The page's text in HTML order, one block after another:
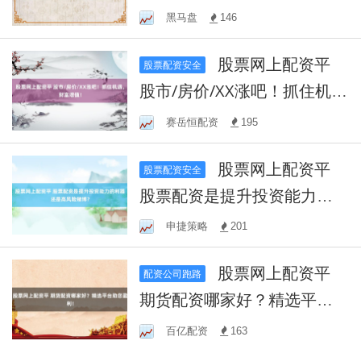
资，助您实现财富增值梦
想！
黑马盘 146
股票配资安全
股市/房价/XX涨吧！抓住机
遇，财富增值！
赛岳恒配资 195
股票配资安全
股票配资是提升投资能力的
利器还是高风险赌博？
申捷策略 201
配资公司跑路
期货配资哪家好？精选平台
助您盈利！
百亿配资 163